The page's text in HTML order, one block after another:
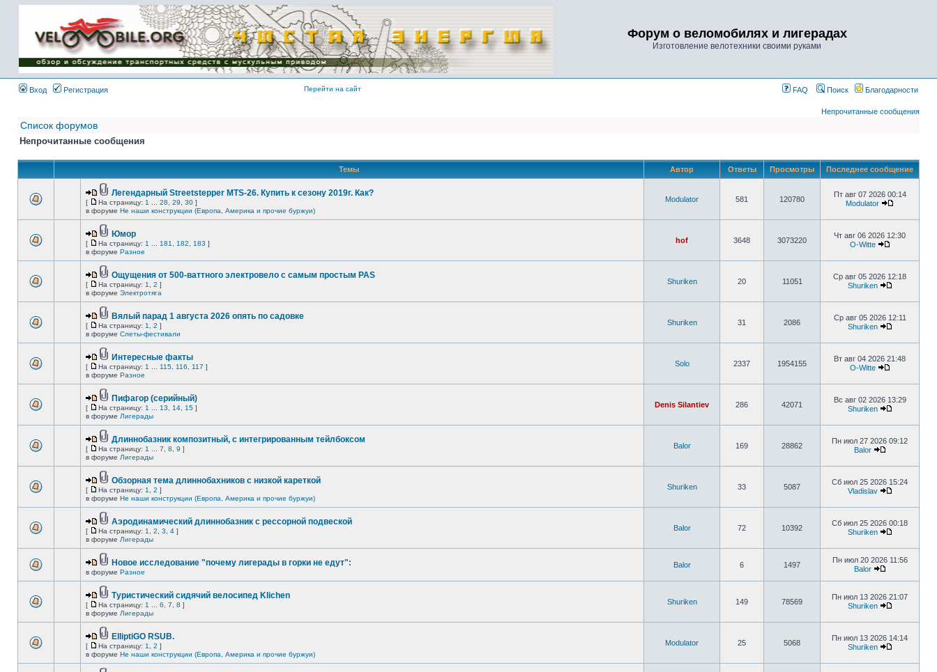
Имя пользователя:
Пароль:
{ LOG_ME_IN_SHORT
}
Форум о веломобилях и лигерадах
Изготовление велотехники своими руками
Вход Регистрация Перейти на сайт FAQ Поиск Благодарности
Непрочитанные сообщения
Список форумов
Непрочитанные сообщения
Темы Автор Ответы Просмотры Последнее сообщение
Легендарный Streetstepper MTS-26. Купить к сезону 2019г. Как?
[ На страницу: 1 28 29 30 ]
в форуме Не наши конструкции (Европа, Америка и прочие буржуи)
Modulator 581 120780
Пт авг 07 2026 00:14
Modulator
Юмор
[ На страницу: 1 181 182 183 ]
в форуме Разное
hof 3648 3073220
Чт авг 06 2026 12:30
O-Witte
Ощущения от 500-ваттного электровело с самым простым PAS
[ На страницу: 1 2 ]
в форуме Электротяга
Shuriken 20 11051
Ср авг 05 2026 12:18
Shuriken
Вялый парад 1 августа 2026 опять по садовке
[ На страницу: 1 2 ]
в форуме Слеты-фестивали
Shuriken 31 2086
Ср авг 05 2026 12:11
Shuriken
Интересные факты
[ На страницу: 1 115 116 117 ]
в форуме Разное
Solo 2337 1954155
Вт авг 04 2026 21:48
O-Witte
Пифагор (серийный)
[ На страницу: 1 13 14 15 ]
в форуме Лигерады
Denis Silantiev 286 42071
Вс авг 02 2026 13:29
Shuriken
Длиннобазник композитный, с интегрированным тейлбоксом
[ На страницу: 1 7 8 9 ]
в форуме Лигерады
Balor 169 28862
Пн июл 27 2026 09:12
Balor
Обзорная тема длиннобахников с низкой кареткой
[ На страницу: 1 2 ]
в форуме Не наши конструкции (Европа, Америка и прочие буржуи)
Shuriken 33 5087
Сб июл 25 2026 15:24
Vladislav
Аэродинамический длиннобазник с рессорной подвеской
[ На страницу: 1 2 3 4 ]
в форуме Лигерады
Balor 72 10392
Сб июл 25 2026 00:18
Shuriken
Новое исследование "почему лигерады в горки не едут":
в форуме Разное
Balor 6 1497
Пн июл 20 2026 11:56
Balor
Туристический сидячий велосипед Klichen
[ На страницу: 1 6 7 8 ]
в форуме Лигерады
Shuriken 149 78569
Пн июл 13 2026 21:07
Shuriken
ElliptiGO RSUB.
[ На страницу: 1 2 ]
в форуме Не наши конструкции (Европа, Америка и прочие буржуи)
Modulator 25 5068
Пн июл 13 2026 14:14
Shuriken